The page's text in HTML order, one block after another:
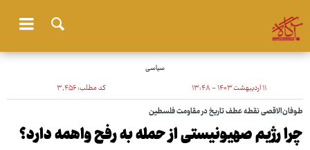
سیاسی
۱۱ اردیبهشت ۱۴۰۳ - ۱۳:۴۸ کد مطلب:۳٬۴۵۶
طوفان‌الاقصی نقطه عطف تاریخ در مقاومت فلسطین
چرا رژیم صهیونیستی از حمله به رفح واهمه دارد؟